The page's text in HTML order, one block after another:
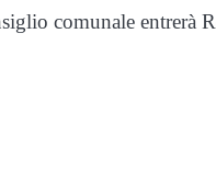
comunale entrerà